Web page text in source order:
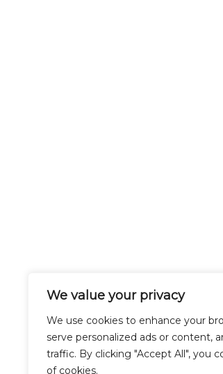
We value your privacy
We use cookies to enhance your
serve personalized ads or content,
traffic. By clicking "Accept All", you
of cookies.